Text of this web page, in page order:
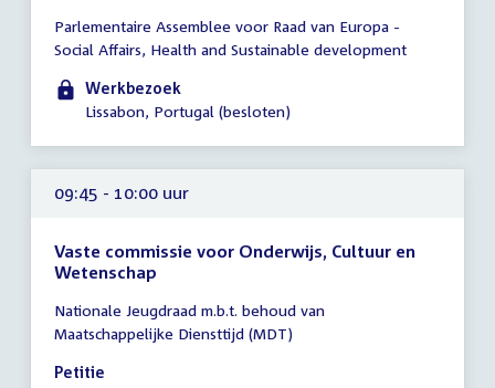
vergadering
09:00
23:59
Parlementaire Assemblee voor Raad van Europa -
Social Affairs, Health and Sustainable development
Werkbezoek
Lissabon, Portugal (besloten)
09:45 - 10:00 uur
Vaste commissie voor Onderwijs, Cultuur en
Wetenschap
vergadering
09:45
-
Nationale Jeugdraad m.b.t. behoud van
Maatschappelijke Diensttijd (MDT)
Petitie